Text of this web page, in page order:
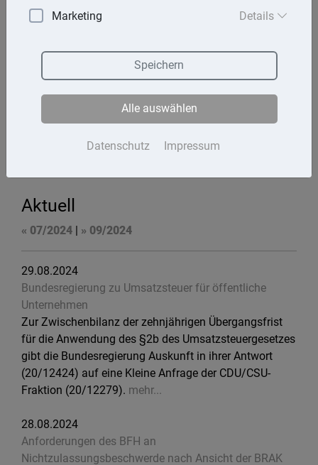
Kontakt
Datenschutz
Aktuell
« 07/2024 | » 09/2024
29.08.2024
Bundesregierung zu Umsatzsteuer für öffentliche
Unternehmen
Zur Zwischenbilanz der zehnjährigen Übergangsfrist
für die Anwendung des §2b des Umsatzsteuergesetzes
gibt die Bundesregierung Auskunft in ihrer Antwort
(20/12424) auf eine Kleine Anfrage der CDU/CSU-
Fraktion (20/12279). mehr...
28.08.2024
Anforderungen des BFH an
Nichtzulassungsbeschwerde nach Ansicht der BRAK
Marketing Details
Datenschutz Impressum
Speichern
Alle auswählen